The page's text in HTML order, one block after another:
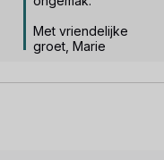
Met vriendelijke
groet, Marie